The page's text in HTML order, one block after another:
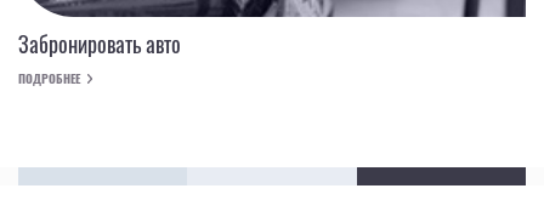
Забронировать авто
ПОДРОБНЕЕ